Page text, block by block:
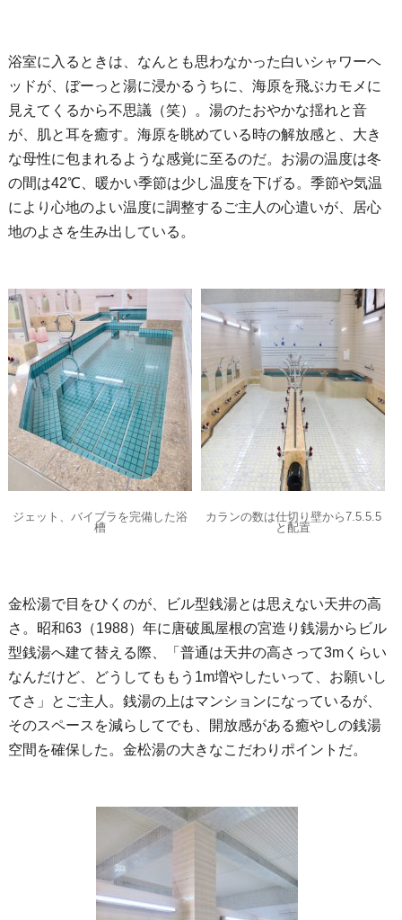
浴室に入るときは、なんとも思わなかった白いシャワーヘ
ッドが、ぼーっと湯に浸かるうちに、海原を飛ぶカモメに
見えてくるから不思議（笑）。湯のたおやかな揺れと音
が、肌と耳を癒す。海原を眺めている時の解放感と、大き
な母性に包まれるような感覚に至るのだ。お湯の温度は冬
の間は42℃、暖かい季節は少し温度を下げる。季節や気温
により心地のよい温度に調整するご主人の心遣いが、居心
地のよさを生み出している。
ジェット、バイブラを完備した浴
槽
カランの数は仕切り壁から7.5.5.5
と配置
金松湯で目をひくのが、ビル型銭湯とは思えない天井の高
さ。昭和63（1988）年に唐破風屋根の宮造り銭湯からビル
型銭湯へ建て替える際、「普通は天井の高さって3mくらい
なんだけど、どうしてももう1m増やしたいって、お願いし
てさ」とご主人。銭湯の上はマンションになっているが、
そのスペースを減らしてでも、開放感がある癒やしの銭湯
空間を確保した。金松湯の大きなこだわりポイントだ。